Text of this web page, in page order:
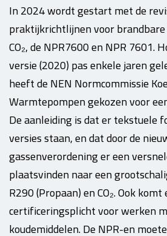
In 2024 wordt gestart met de
praktijkrichtlijnen voor
CO₂, de NPR7600 en NPR 7601.
versie (2020) pas enkele jaren
heeft de NEN Normcommissie
Warmtepompen gekozen voor
De aanleiding is dat er tekstuele
versies staan, en dat door de
gassenverordening er een
plaatsvinden naar een
R290 (Propaan) en CO₂. Ook
certificeringsplicht voor werken
koudemiddelen. De NPR-en